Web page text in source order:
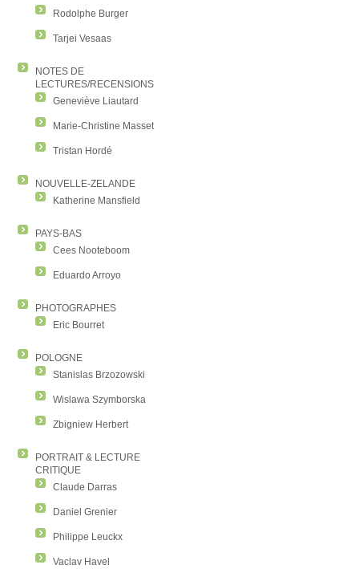
Rodolphe Burger
Tarjei Vesaas
NOTES DE
LECTURES/RECENSIONS
Geneviève Liautard
Marie-Christine Masset
Tristan Hordé
NOUVELLE-ZELANDE
Katherine Mansfield
PAYS-BAS
Cees Nooteboom
Eduardo Arroyo
PHOTOGRAPHES
Eric Bourret
POLOGNE
Stanislas Brzozowski
Wislawa Szymborska
Zbigniew Herbert
PORTRAIT & LECTURE
CRITIQUE
Claude Darras
Daniel Grenier
Philippe Leuckx
Vaclav Havel